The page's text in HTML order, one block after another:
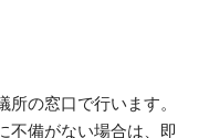
の窓口で行います。
不備がない場合は、即